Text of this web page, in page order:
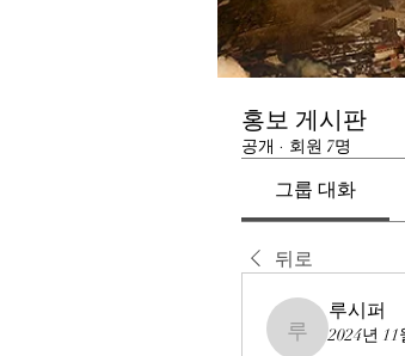
홍보 게시판
공개 · 회원 7명
그룹 대화
뒤로
루시퍼
루시퍼
2024년 11